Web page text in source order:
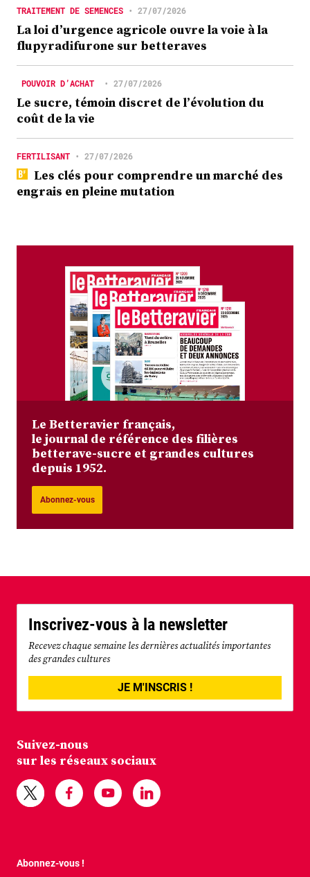
TRAITEMENT DE SEMENCES • 27/07/2026
La loi d’urgence agricole ouvre la voie à la
flupyradifurone sur betteraves
POUVOIR D’ACHAT • 27/07/2026
Le sucre, témoin discret de l’évolution du
coût de la vie
FERTILISANT • 27/07/2026
Les clés pour comprendre un marché des
engrais en pleine mutation
Le Betteravier français,
le journal de référence des filières
betterave-sucre et grandes cultures
depuis 1952.
Abonnez-vous
Inscrivez-vous à la newsletter
Recevez chaque semaine les dernières actualités importantes
des grandes cultures
JE M'INSCRIS !
Suivez-nous
sur les réseaux sociaux
Abonnez-vous !